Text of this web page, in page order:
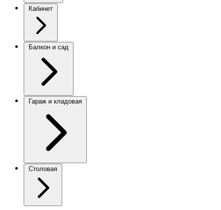
Кабинет
Балкон и сад
Гараж и кладовая
Столовая